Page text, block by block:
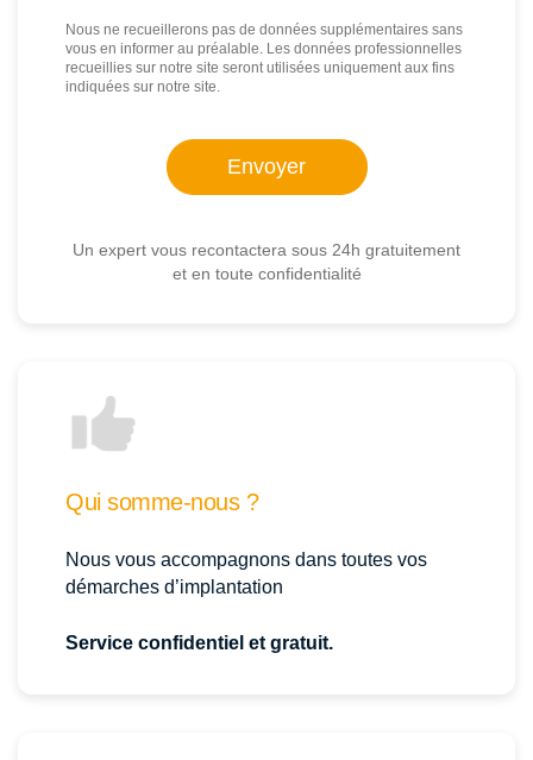
Nous ne recueillerons pas de données supplémentaires sans
vous en informer au préalable. Les données professionnelles
recueillies sur notre site seront utilisées uniquement aux fins
indiquées sur notre site.
Un expert vous recontactera sous 24h gratuitement
et en toute confidentialité
Qui somme-nous ?
Nous vous accompagnons dans toutes vos
démarches d’implantation
Service confidentiel et gratuit.